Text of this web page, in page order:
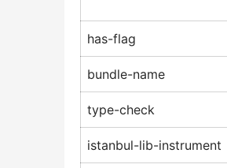
has-flag
bundle-name
type-check
istanbul-lib-instrument